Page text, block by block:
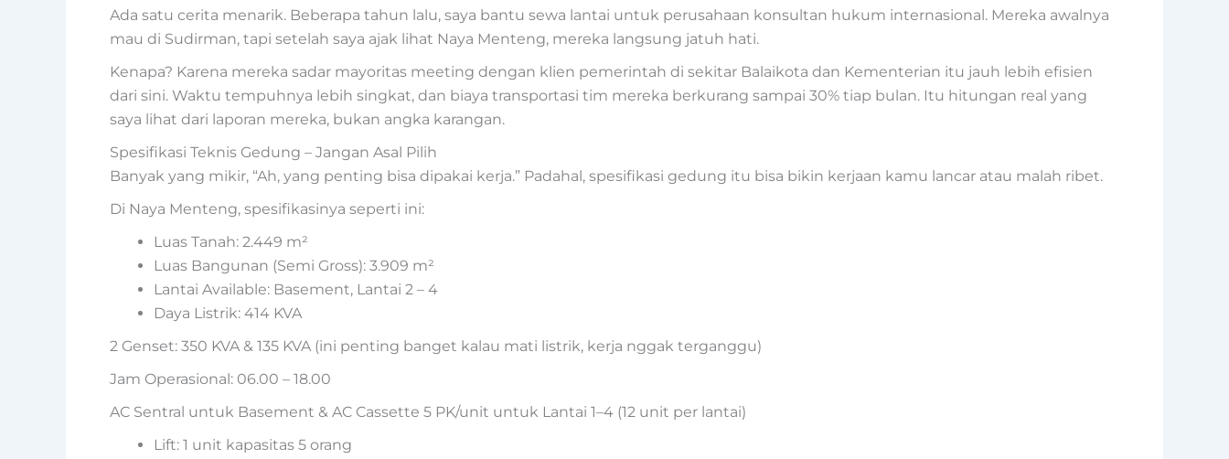
Ada satu cerita menarik. Beberapa tahun lalu, saya bantu sewa lantai untuk perusahaan konsultan hukum internasional. Mereka awalnya
mau di Sudirman, tapi setelah saya ajak lihat Naya Menteng, mereka langsung jatuh hati.
Kenapa? Karena mereka sadar mayoritas meeting dengan klien pemerintah di sekitar Balaikota dan Kementerian itu jauh lebih efisien
dari sini. Waktu tempuhnya lebih singkat, dan biaya transportasi tim mereka berkurang sampai 30% tiap bulan. Itu hitungan real yang
saya lihat dari laporan mereka, bukan angka karangan.
Spesifikasi Teknis Gedung – Jangan Asal Pilih
Banyak yang mikir, “Ah, yang penting bisa dipakai kerja.” Padahal, spesifikasi gedung itu bisa bikin kerjaan kamu lancar atau malah ribet.
Di Naya Menteng, spesifikasinya seperti ini:
Luas Tanah: 2.449 m²
Luas Bangunan (Semi Gross): 3.909 m²
Lantai Available: Basement, Lantai 2 – 4
Daya Listrik: 414 KVA
2 Genset: 350 KVA & 135 KVA (ini penting banget kalau mati listrik, kerja nggak terganggu)
Jam Operasional: 06.00 – 18.00
AC Sentral untuk Basement & AC Cassette 5 PK/unit untuk Lantai 1–4 (12 unit per lantai)
Lift: 1 unit kapasitas 5 orang